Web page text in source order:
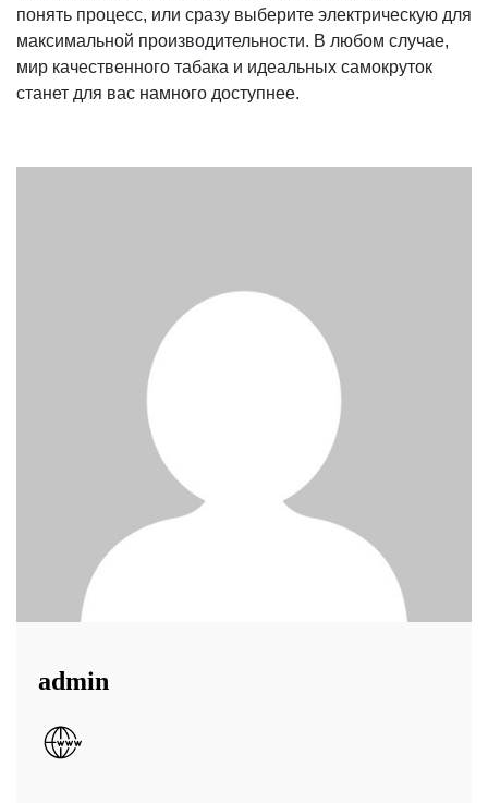
понять процесс, или сразу выберите электрическую для
максимальной производительности. В любом случае,
мир качественного табака и идеальных самокруток
станет для вас намного доступнее.
admin